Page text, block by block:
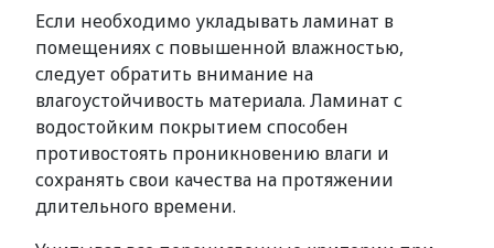
Если необходимо укладывать ламинат в
помещениях с повышенной влажностью,
следует обратить внимание на
влагоустойчивость материала. Ламинат с
водостойким покрытием способен
противостоять проникновению влаги и
сохранять свои качества на протяжении
длительного времени.